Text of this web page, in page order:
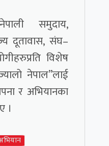
समुदाय,
दूतावास, संघ–
विशेष
नेपाल”लाई
र अभियानका
।